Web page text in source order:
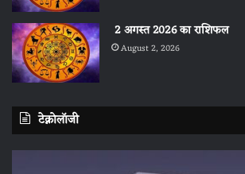
2 अगस्त 2026 का राशिफल
August 2, 2026
टेक्नोलॉजी